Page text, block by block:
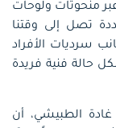
منحوتات ولوحات
تصل إلى وقتنا
سرديات الأفراد
حالة فنية فريدة
غادة الطبيشي، أن